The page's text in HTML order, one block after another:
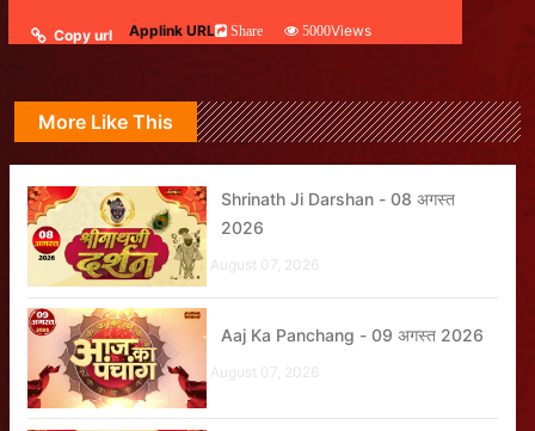
Copy url Applink URL Share 5000Views
More Like This
Shrinath Ji Darshan - 08 अगस्त
2026
August 07, 2026
Aaj Ka Panchang - 09 अगस्त 2026
August 07, 2026